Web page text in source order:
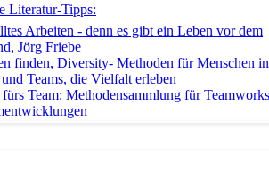
Literatur-Tipps:
Arbeiten - denn es gibt ein Leben vor dem
Jörg Friebe
finden, Diversity- Methoden für Menschen in
Teams, die Vielfalt erleben
Team: Methodensammlung für